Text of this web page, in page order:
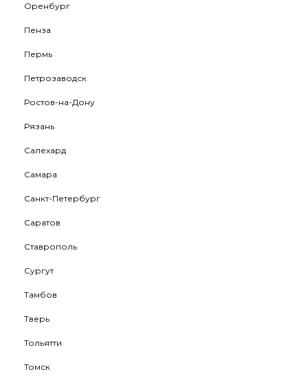
Оренбург
Пенза
Пермь
Петрозаводск
Ростов-на-Дону
Рязань
Салехард
Самара
Санкт-Петербург
Саратов
Ставрополь
Сургут
Тамбов
Тверь
Тольятти
Томск